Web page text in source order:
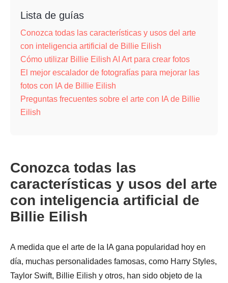
Lista de guías
Conozca todas las características y usos del arte
con inteligencia artificial de Billie Eilish
Cómo utilizar Billie Eilish AI Art para crear fotos
El mejor escalador de fotografías para mejorar las
fotos con IA de Billie Eilish
Preguntas frecuentes sobre el arte con IA de Billie
Eilish
Conozca todas las
características y usos del arte
con inteligencia artificial de
Billie Eilish
A medida que el arte de la IA gana popularidad hoy en
día, muchas personalidades famosas, como Harry Styles,
Taylor Swift, Billie Eilish y otros, han sido objeto de la